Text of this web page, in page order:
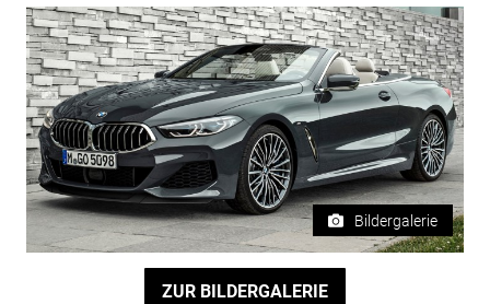
Bildergalerie
ZUR BILDERGALERIE